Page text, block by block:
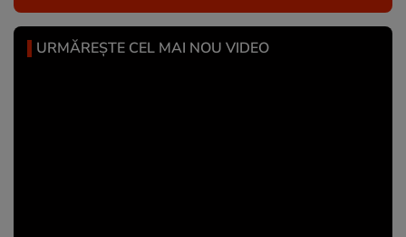
URMĂREȘTE CEL MAI NOU VIDEO